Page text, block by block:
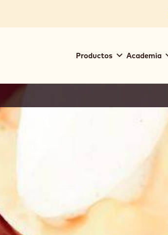
navigation
Productos Academia